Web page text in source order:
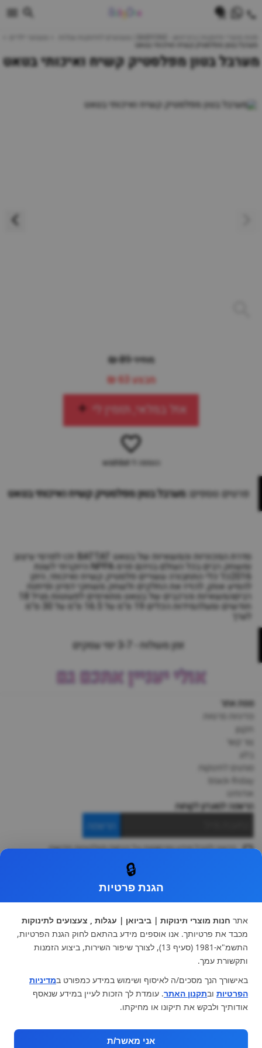
מערבל בטון מפלסטיק קשיח ואיכותי בטאט
מערבל בטון מפלסטיק קשיח ואיכותי בטאט
מחיר 89 ₪
מבצע
אזל במלאי, תזמין לי
הוספה ל-wishlist
פרטים נוספים:מערבל בטון מפלסטיק קשיח ואיכותי בטאט
סדרת המכוניות והמשאיות של בטאט BATTAT זכו לפרסי עיצוב
ומשחק רבים בכל העולם בניהם פרס NPPA היוקרתי לשנת
2016כל כלי התחבורה עשויים פלסטיק קשיח ואיכותי, ניתן
להסיע אותן, להזיז את החלקים ולשחק משחקי דמיון ופיתוח
רביםהמשאיות והרכבים של בטאט מתאימים לפעוטות מגיל 18
חודשים ומעלהמידות הכלים 19 ס"מ על 16.5 ס"מ על 30 ס"מ
לערך
זמן משלוח - 3-7 ימי עסקים
אולי יעניין אתכם גם
מפת אתר
צור קשר
מותגים לתינוקות
black-friday
אודותינו
הרשמה למועדון לקוחות
הרשמה
ברצוני לקבל מידע ופרסומות על הנחות וקולקציות חדשות
עגלות וטיולונים
כיסא בטיחות ואביזרים
ריהוט לתינוקות
מצעים למיטת תינוק וטקסטיל
צעצועי ילדים
על גלגלים
הנקה והאכלה
מוצרי אמבטיה
מוזמנים לבקר אותנו:
🔒
הגנת פרטיות
אתר חנות מוצרי תינוקות | ביביואן | עגלות , צעצועים לתינוקות
מכבד את פרטיותך. אנו אוספים מידע בהתאם לחוק הגנת הפרטיות,
התשמ"א-1981 (סעיף 13), לצורך שיפור השירות, ביצוע הזמנות
ותקשורת עמך.
באישורך הנך מסכים/ה לאיסוף ושימוש במידע כמפורט במדיניות
הפרטיות ובתקנון האתר. עומדת לך הזכות לעיין במידע שנאסף
אודותיך ולבקש את תיקונו או מחיקתו.
אני מאשר/ת